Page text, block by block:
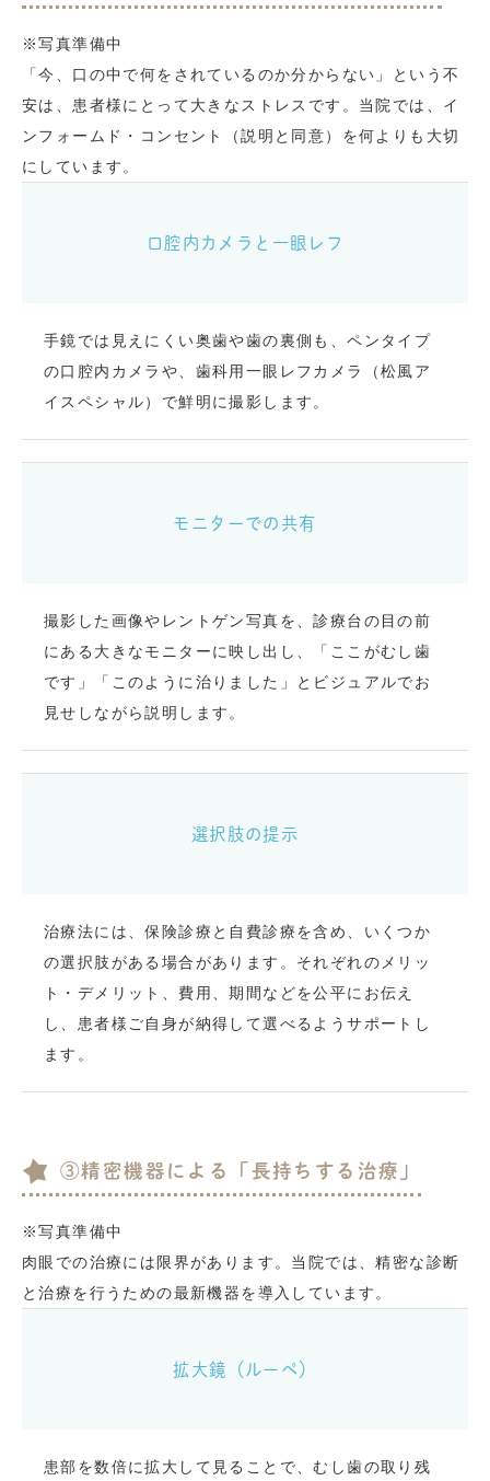
※写真準備中
「今、口の中で何をされているのか分からない」という不
安は、患者様にとって大きなストレスです。当院では、イ
ンフォームド・コンセント（説明と同意）を何よりも大切
にしています。
口腔内カメラと一眼レフ
手鏡では見えにくい奥歯や歯の裏側も、ペンタイプ
の口腔内カメラや、歯科用一眼レフカメラ（松風ア
イスペシャル）で鮮明に撮影します。
モニターでの共有
撮影した画像やレントゲン写真を、診療台の目の前
にある大きなモニターに映し出し、「ここがむし歯
です」「このように治りました」とビジュアルでお
見せしながら説明します。
選択肢の提示
治療法には、保険診療と自費診療を含め、いくつか
の選択肢がある場合があります。それぞれのメリッ
ト・デメリット、費用、期間などを公平にお伝え
し、患者様ご自身が納得して選べるようサポートし
ます。
③精密機器による「長持ちする治療」
※写真準備中
肉眼での治療には限界があります。当院では、精密な診断
と治療を行うための最新機器を導入しています。
拡大鏡（ルーペ）
患部を数倍に拡大して見ることで、むし歯の取り残